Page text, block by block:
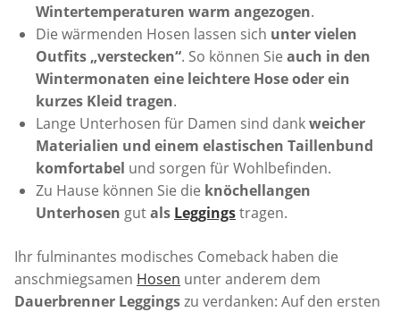
Wintertemperaturen warm angezogen.
Die wärmenden Hosen lassen sich unter vielen
Outfits „verstecken“. So können Sie auch in den
Wintermonaten eine leichtere Hose oder ein
kurzes Kleid tragen.
Lange Unterhosen für Damen sind dankweicher
Materialien und einem elastischen Taillenbund
komfortabel und sorgen für Wohlbefinden.
Zu Hause können Sie die knöchellangen
Unterhosen gutals Leggingstragen.
Ihr fulminantes modisches Comeback haben die
anschmiegsamen Hosen unter anderem dem
Dauerbrenner Leggingszu verdanken: Auf den ersten